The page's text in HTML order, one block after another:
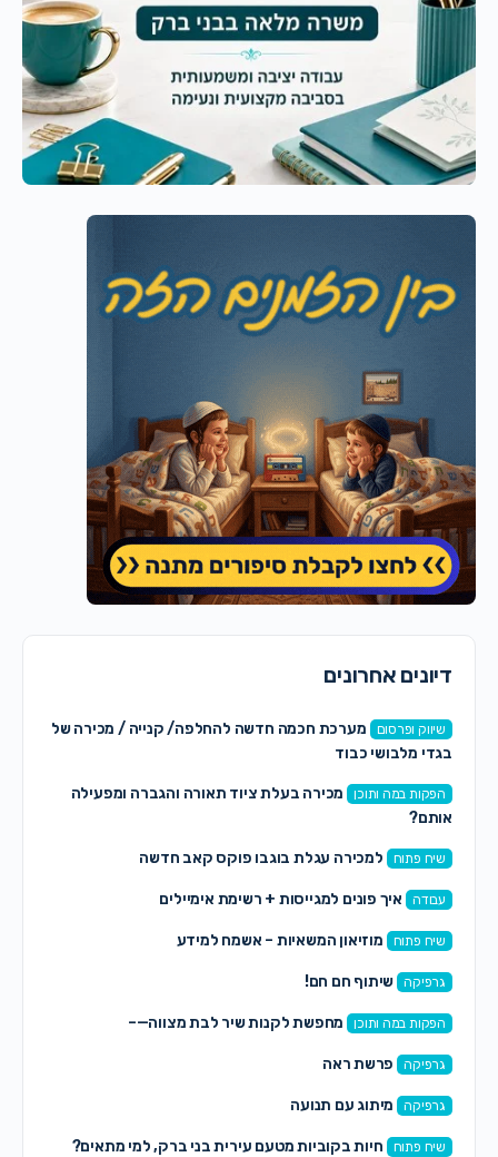
דיונים אחרונים
שיווק ופרסום
מערכת חכמה חדשה להחלפה/ קנייה / מכירה של
בגדי מלבושי כבוד
הפקות במה ותוכן
מכירה בעלת ציוד תאורה והגברה ומפעילה
אותם?
שיח פתוח למכירה עגלת בוגבו פוקס קאב חדשה
עבודה איך פונים למגייסות + רשימת אימיילים
שיח פתוח מוזיאון המשאיות – אשמח למידע
גרפיקה שיתוף חם חם!
הפקות במה ותוכן מחפשת לקנות שיר לבת מצווה—–
גרפיקה פרשת ראה
גרפיקה מיתוג עם תנועה
שיח פתוח חיות בקוביות מטעם עירית בני ברק, למי מתאים?